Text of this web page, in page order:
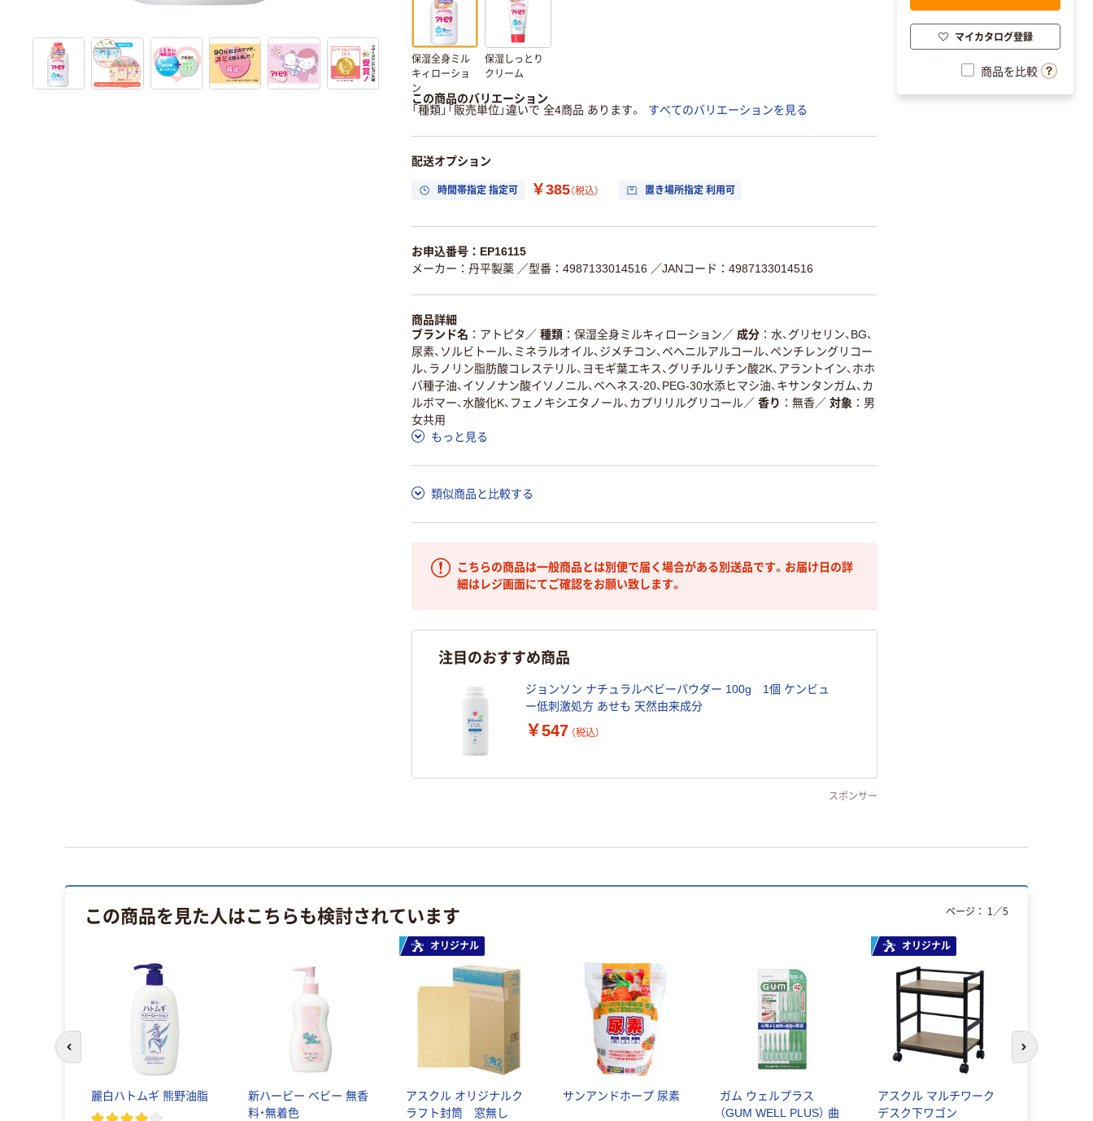
保湿全身ミル
キィローショ
ン
保湿しっとり
クリーム
この商品のバリエーション
「種類」「販売単位」違いで 全4商品 あります。
すべてのバリエーションを見る
配送オプション
時間帯指定 指定可 ￥385（税込） 置き場所指定 利用可
お申込番号：EP16115
メーカー：丹平製薬 ／型番：4987133014516 ／JANコード：4987133014516
商品詳細
ブランド名
アトピタ ／ 種類 保湿全身ミルキィローション ／ 成分
水、グリセリン、BG、
尿素、ソルビトール、ミネラルオイル、ジメチコン、ベヘニルアルコール、ペンチレングリコー
ル、ラノリン脂肪酸コレステリル、ヨモギ葉エキス、グリチルリチン酸2K、アラントイン、ホホ
バ種子油、イソノナン酸イソノニル、ベヘネス-20、PEG-30水添ヒマシ油、キサンタンガム、カ
ルボマー、水酸化K、フェノキシエタノール、カプリリルグリコール／ 香り 無香／ 対象
男
女共用
もっと見る
類似商品と比較する
こちらの商品は一般商品とは別便で届く場合がある別送品です。お届け日の詳
細はレジ画面にてご確認をお願い致します。
注目のおすすめ商品
ジョンソン ナチュラルベビーパウダー 100g 1個 ケンビュ
ー低刺激処方 あせも 天然由来成分
￥547 （税込）
スポンサー
マイカタログ登録
商品を比較
この商品を見た人はこちらも検討されています
麗白ハトムギ 熊野油脂
新ハービー ベビー 無香
料・無着色
オリジナル
アスクル オリジナルク
ラフト封筒 窓無し
サンアンドホープ 尿素
ガム ウェルプラス
（GUM WELL PLUS） 曲
オリジナル
アスクル マルチワーク
デスク下ワゴン
ページ： 1 ／5
前のスライドへ 次のスライド